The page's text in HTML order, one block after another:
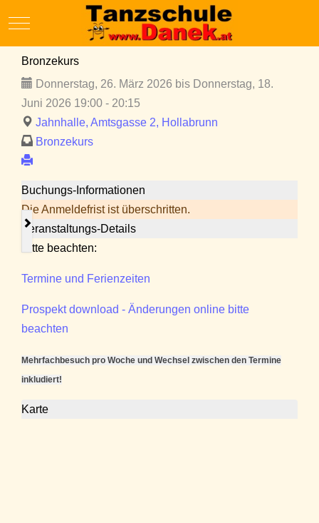
Mobile Menu Toggle
Bronzekurs
Donnerstag, 26. März 2026 bis Donnerstag, 18.
Juni 2026 19:00 - 20:15
Jahnhalle, Amtsgasse 2, Hollabrunn
Bronzekurs
Buchungs-Informationen
Die Anmeldefrist ist überschritten.
Veranstaltungs-Details
Bitte beachten:
Termine und Ferienzeiten
Prospekt download - Änderungen online bitte
beachten
Mehrfachbesuch pro Woche und Wechsel zwischen den Termine
inkludiert!
Karte